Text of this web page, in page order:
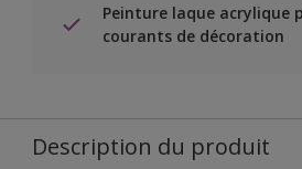
Peinture laque acrylique
courants de décoration
Description du produit